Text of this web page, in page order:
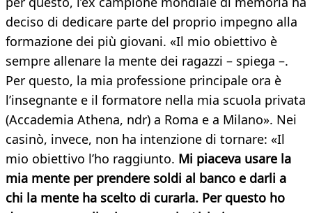
deciso di dedicare parte del proprio impegno alla
formazione dei più giovani. «Il mio obiettivo è
sempre allenare la mente dei ragazzi – spiega –.
Per questo, la mia professione principale ora è
l’insegnante e il formatore nella mia scuola privata
(Accademia Athena, ndr) a Roma e a Milano». Nei
casinò, invece, non ha intenzione di tornare: «Il
mio obiettivo l’ho raggiunto. Mi piaceva usare la
mia mente per prendere soldi al banco e darli a
chi la mente ha scelto di curarla. Per questo ho